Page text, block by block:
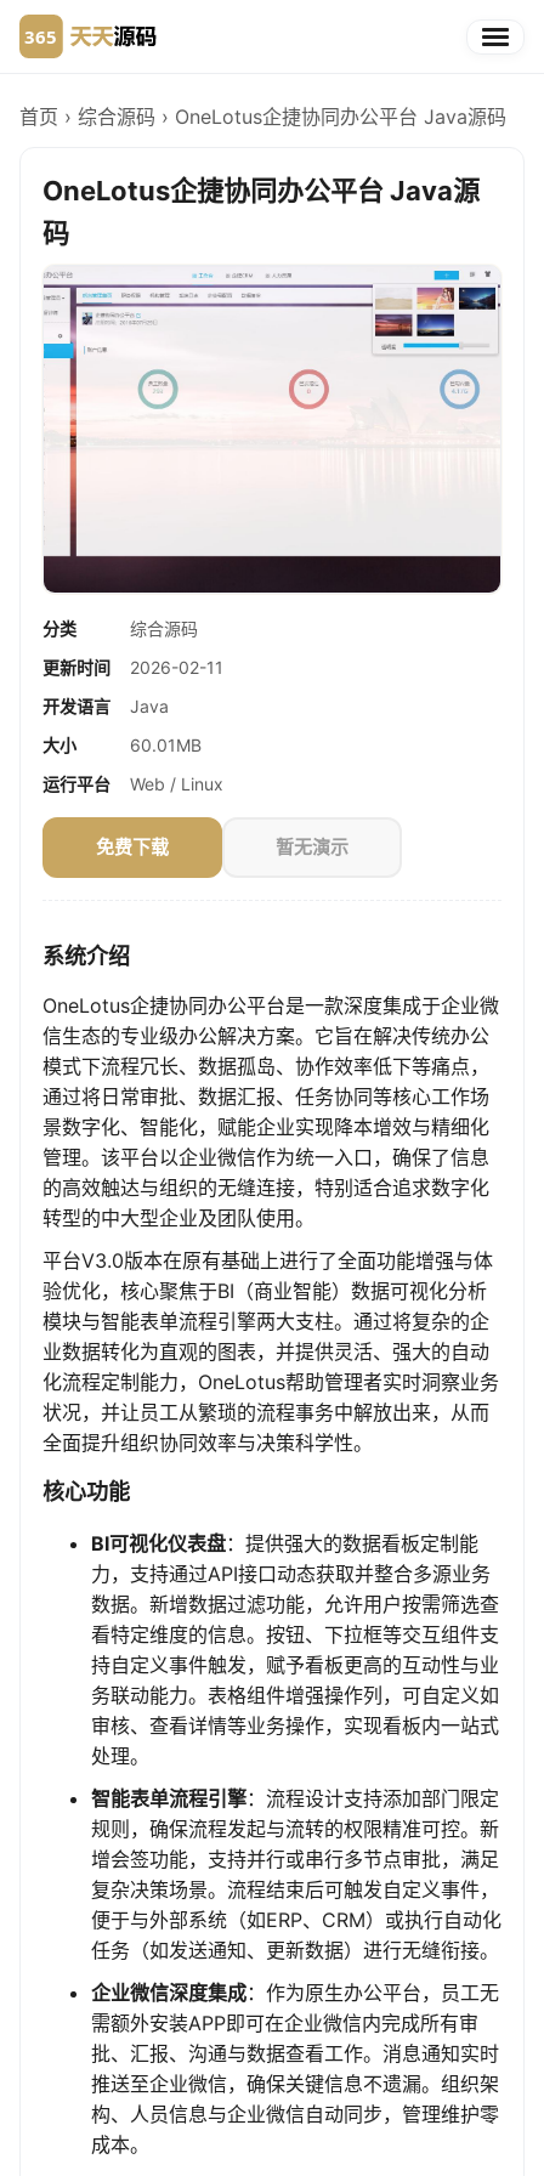
首页 › 综合源码 › OneLotus企捷协同办公平台 Java源码
OneLotus企捷协同办公平台 Java源
码
分类
综合源码
更新时间
2026-02-11
开发语言
Java
大小
60.01MB
运行平台
Web / Linux
免费下载 暂无演示
系统介绍
OneLotus企捷协同办公平台是一款深度集成于企业微
信生态的专业级办公解决方案。它旨在解决传统办公
模式下流程冗长、数据孤岛、协作效率低下等痛点，
通过将日常审批、数据汇报、任务协同等核心工作场
景数字化、智能化，赋能企业实现降本增效与精细化
管理。该平台以企业微信作为统一入口，确保了信息
的高效触达与组织的无缝连接，特别适合追求数字化
转型的中大型企业及团队使用。
平台V3.0版本在原有基础上进行了全面功能增强与体
验优化，核心聚焦于BI（商业智能）数据可视化分析
模块与智能表单流程引擎两大支柱。通过将复杂的企
业数据转化为直观的图表，并提供灵活、强大的自动
化流程定制能力，OneLotus帮助管理者实时洞察业务
状况，并让员工从繁琐的流程事务中解放出来，从而
全面提升组织协同效率与决策科学性。
核心功能
BI可视化仪表盘：提供强大的数据看板定制能
力，支持通过API接口动态获取并整合多源业务
数据。新增数据过滤功能，允许用户按需筛选查
看特定维度的信息。按钮、下拉框等交互组件支
持自定义事件触发，赋予看板更高的互动性与业
务联动能力。表格组件增强操作列，可自定义如
审核、查看详情等业务操作，实现看板内一站式
处理。
智能表单流程引擎：流程设计支持添加部门限定
规则，确保流程发起与流转的权限精准可控。新
增会签功能，支持并行或串行多节点审批，满足
复杂决策场景。流程结束后可触发自定义事件，
便于与外部系统（如ERP、CRM）或执行自动化
任务（如发送通知、更新数据）进行无缝衔接。
企业微信深度集成：作为原生办公平台，员工无
需额外安装APP即可在企业微信内完成所有审
批、汇报、沟通与数据查看工作。消息通知实时
推送至企业微信，确保关键信息不遗漏。组织架
构、人员信息与企业微信自动同步，管理维护零
成本。